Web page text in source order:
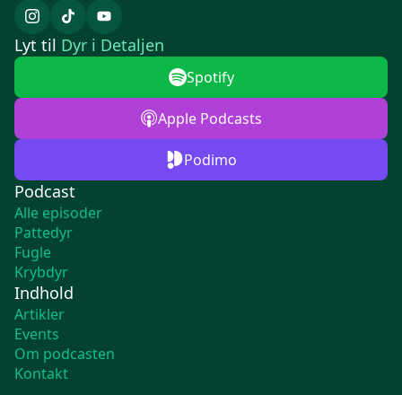
Podcast
Alle episoder
Pattedyr
Fugle
Krybdyr
Indhold
Artikler
Events
Om podcasten
Kontakt
Lyt til Dyr i Detaljen
Spotify
Apple Podcasts
Podimo